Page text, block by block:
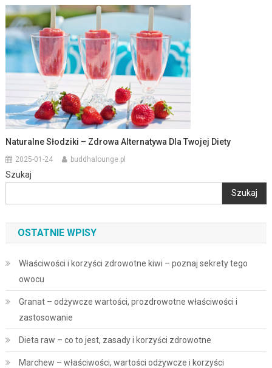
Naturalne Słodziki – Zdrowa Alternatywa Dla Twojej Diety
2025-01-24 buddhalounge.pl
Szukaj
Szukaj
OSTATNIE WPISY
Właściwości i korzyści zdrowotne kiwi – poznaj sekrety tego
owocu
Granat – odżywcze wartości, prozdrowotne właściwości i
zastosowanie
Dieta raw – co to jest, zasady i korzyści zdrowotne
Marchew – właściwości, wartości odżywcze i korzyści